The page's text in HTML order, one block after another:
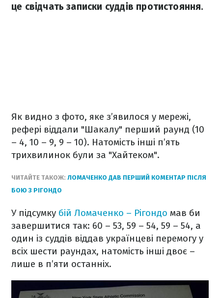
це свідчать записки суддів протистояння.
Як видно з фото, яке з’явилося у мережі,
рефері віддали "Шакалу" перший раунд (10
– 4, 10 – 9, 9 – 10). Натомість інші п’ять
трихвилинок були за "Хайтеком".
ЧИТАЙТЕ ТАКОЖ: ЛОМАЧЕНКО ДАВ ПЕРШИЙ КОМЕНТАР ПІСЛЯ
БОЮ З РІГОНДО
У підсумку бій Ломаченко – Рігондо мав би
завершитися так: 60 – 53, 59 – 54, 59 – 54, а
один із суддів віддав українцеві перемогу у
всіх шести раундах, натомість інші двоє –
лише в п’яти останніх.